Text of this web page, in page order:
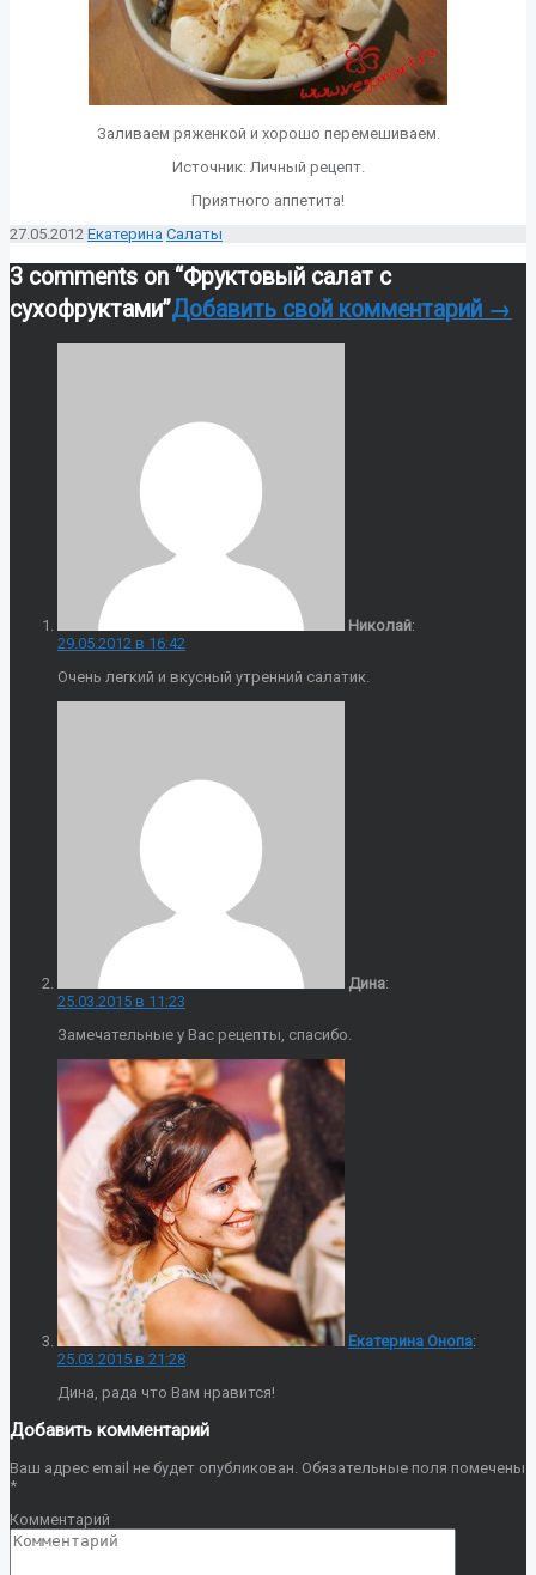
Заливаем ряженкой и хорошо перемешиваем.
Источник: Личный рецепт.
Приятного аппетита!
27.05.2012 Екатерина Cалаты
3 comments on “Фруктовый салат с
сухофруктами”Добавить свой комментарий →
Николай:
29.05.2012 в 16:42
Очень легкий и вкусный утренний салатик.
Дина:
25.03.2015 в 11:23
Замечательные у Вас рецепты, спасибо.
Екатерина Онопа:
25.03.2015 в 21:28
Дина, рада что Вам нравится!
Добавить комментарий
Ваш адрес email не будет опубликован. Обязательные поля помечены
*
Комментарий